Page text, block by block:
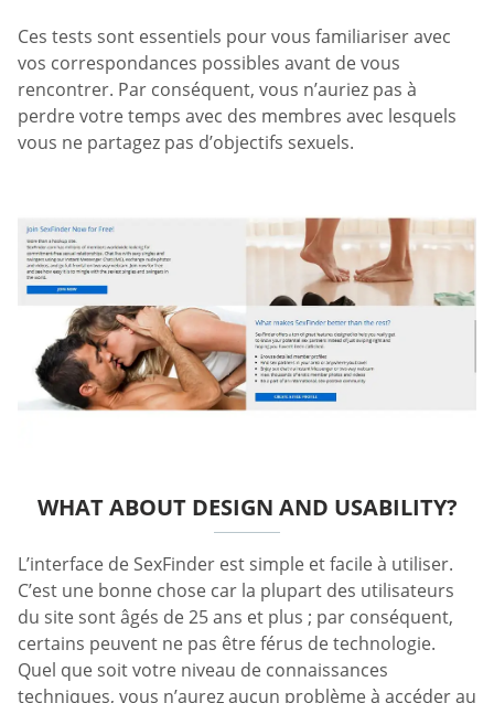
Ces tests sont essentiels pour vous familiariser avec
vos correspondances possibles avant de vous
rencontrer. Par conséquent, vous n’auriez pas à
perdre votre temps avec des membres avec lesquels
vous ne partagez pas d’objectifs sexuels.
WHAT ABOUT DESIGN AND USABILITY?
L’interface de SexFinder est simple et facile à utiliser.
C’est une bonne chose car la plupart des utilisateurs
du site sont âgés de 25 ans et plus ; par conséquent,
certains peuvent ne pas être férus de technologie.
Quel que soit votre niveau de connaissances
techniques, vous n’aurez aucun problème à accéder au